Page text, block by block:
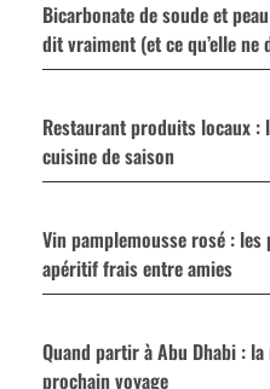
Bicarbonate de soude et
dit vraiment (et ce qu’elle ne
Restaurant produits locaux :
cuisine de saison
Vin pamplemousse rosé :
apéritif frais entre amies
Quand partir à Abu Dhabi :
prochain voyage